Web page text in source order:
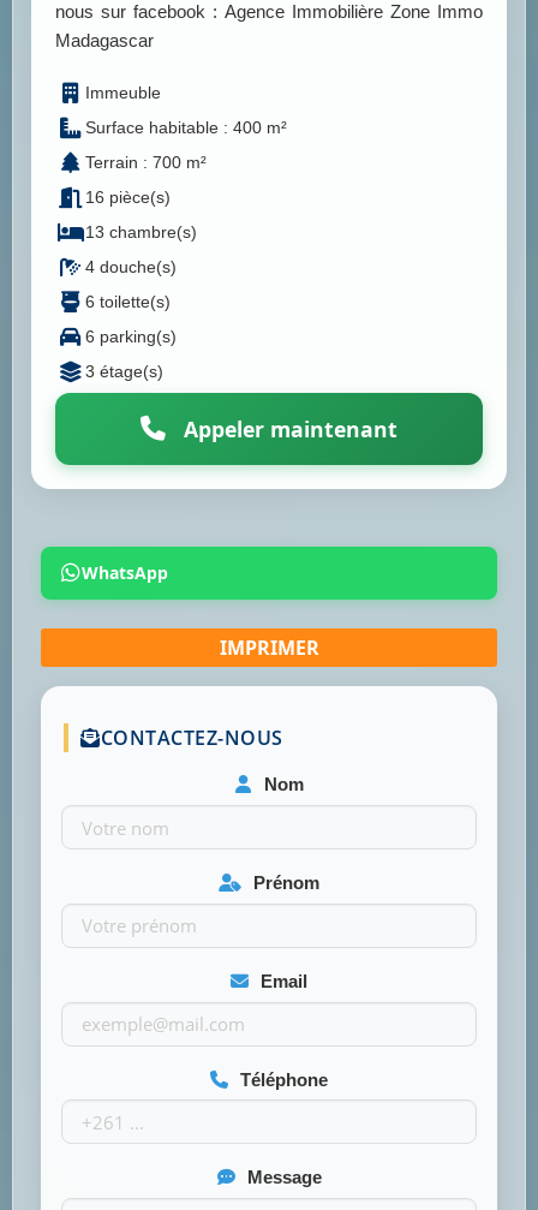
nous sur facebook : Agence Immobilière Zone Immo
Madagascar
Immeuble
Surface habitable : 400 m²
Terrain : 700 m²
16 pièce(s)
13 chambre(s)
4 douche(s)
6 toilette(s)
6 parking(s)
3 étage(s)
Appeler maintenant
WhatsApp
CONTACTEZ-NOUS
Nom
Prénom
Email
Téléphone
Message